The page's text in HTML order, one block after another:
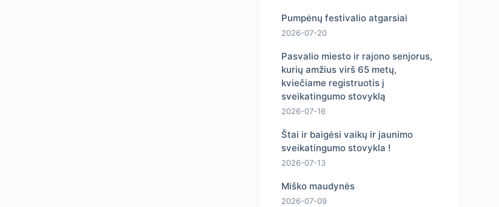
Pumpėnų festivalio atgarsiai
2026-07-20
Pasvalio miesto ir rajono senjorus,
kurių amžius virš 65 metų,
kviečiame registruotis į
sveikatingumo stovyklą
2026-07-16
Štai ir baigėsi vaikų ir jaunimo
sveikatingumo stovykla !
2026-07-13
Miško maudynės
2026-07-09